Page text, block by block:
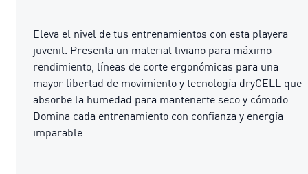
Eleva el nivel de tus entrenamientos con esta playera
juvenil. Presenta un material liviano para máximo
rendimiento, líneas de corte ergonómicas para una
mayor libertad de movimiento y tecnología dryCELL que
absorbe la humedad para mantenerte seco y cómodo.
Domina cada entrenamiento con confianza y energía
imparable.